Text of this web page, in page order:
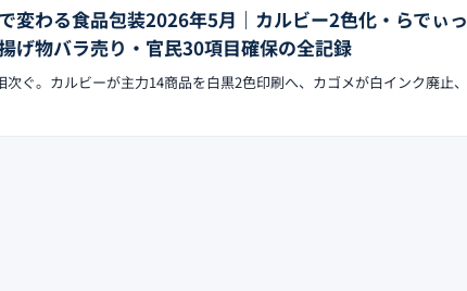
変わる食品包装2026年5月｜カルビー2色化・らでぃっ
げ物バラ売り・官民30項目確保の全記録
ぐ。カルビーが主力14商品を白黒2色印刷へ、カゴメが白インク廃止、